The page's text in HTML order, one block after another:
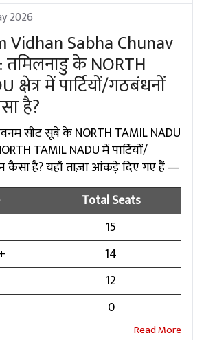
2026
Vidhan Sabha Chunav
तमिलनाडु के NORTH
क्षेत्र में पार्टियों/गठबंधनों
है?
सीट सूबे के NORTH TAMIL NADU
TAMIL NADU में पार्टियों/
कैसा है? यहाँ ताज़ा आंकड़े दिए गए हैं —
Total Seats
15
14
12
0